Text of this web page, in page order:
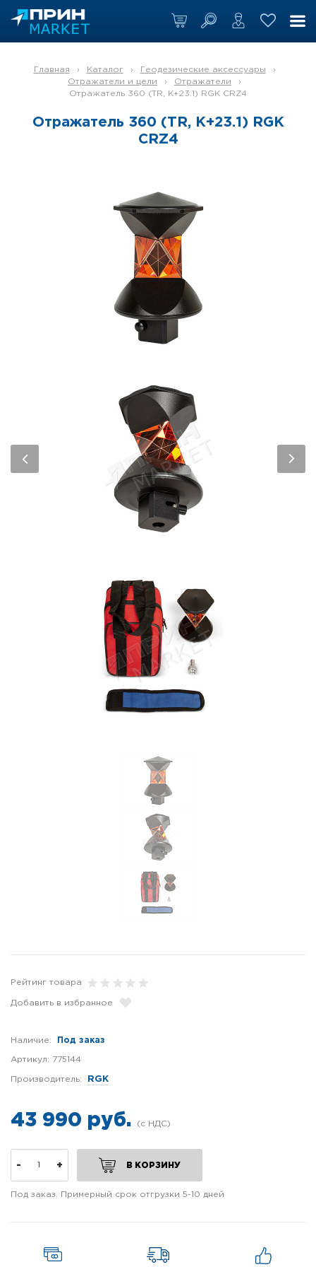
Главная › Каталог › Геодезические аксессуары
›
Отражатели и цели
› Отражатели
›
Отражатель 360 (TR, К+23.1) RGK CRZ4
Отражатель 360 (TR, К+23.1) RGK
CRZ4
Рейтинг товара
Добавить в избранное
Наличие: Под заказ
Артикул: 775144
Производитель: RGK
43 990 руб.
- + В КОРЗИНУ
Под заказ. Примерный срок отгрузки 5-10 дней